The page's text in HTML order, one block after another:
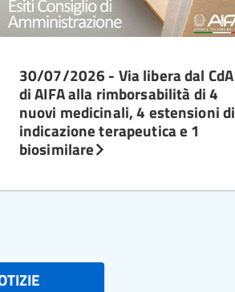
30/07/2026 - Via libera dal CdA
di AIFA alla rimborsabilità di 4
nuovi medicinali, 4 estensioni di
indicazione terapeutica e 1
biosimilare